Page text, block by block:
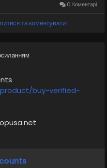
#SecurePayments
0 Коментарі
та коментувати!
buy-verified-